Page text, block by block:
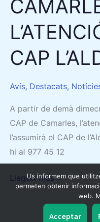
CAP
Avís, Destacats,
A partir de demà
CAP de Camarles,
l’assumirà el CAP de
hi al 977 45 12
Llegeix més »
Us informem que
permeten obtenir
web.
Acceptar